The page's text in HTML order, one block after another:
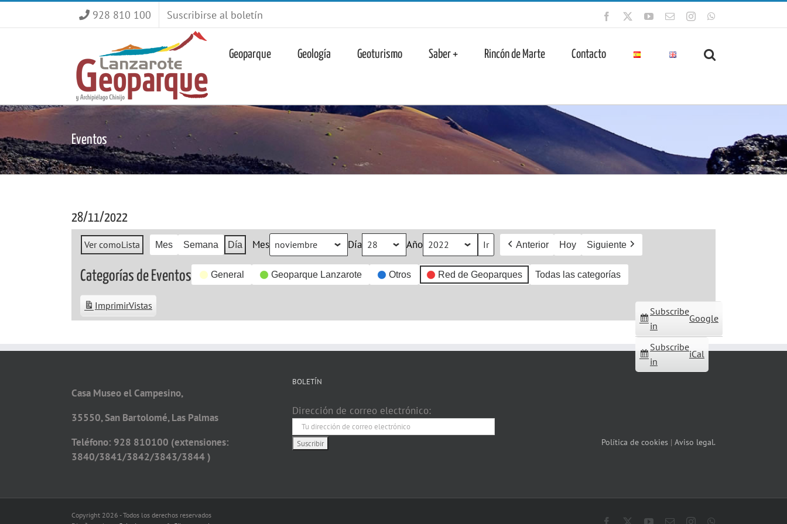
928 810 100 Suscribirse al boletín Facebook YouTube
CorreoInstagram
Geoparque Geología Geoturismo Saber + Rincón de Marte Contacto
Eventos
28/11/2022
Ver comoLista Mes Semana Día Mes Día Año Anterior Hoy Siguiente
Categorías de Eventos General Geoparque Lanzarote Otros Red de Geoparques Todas las categorías
Subscribe
in
Google
Subscribe
in
iCal
ImprimirVistas
Casa Museo el Campesino,
35550, San Bartolomé, Las Palmas
Teléfono: 928 810100 (extensiones:
3840/3841/3842/3843/3844 )
BOLETÍN
Dirección de correo electrónico:
Política de cookies | Aviso legal.
Copyright 2026 - Todos los derechos reservados
Facebook YouTube
CorreoInstagram